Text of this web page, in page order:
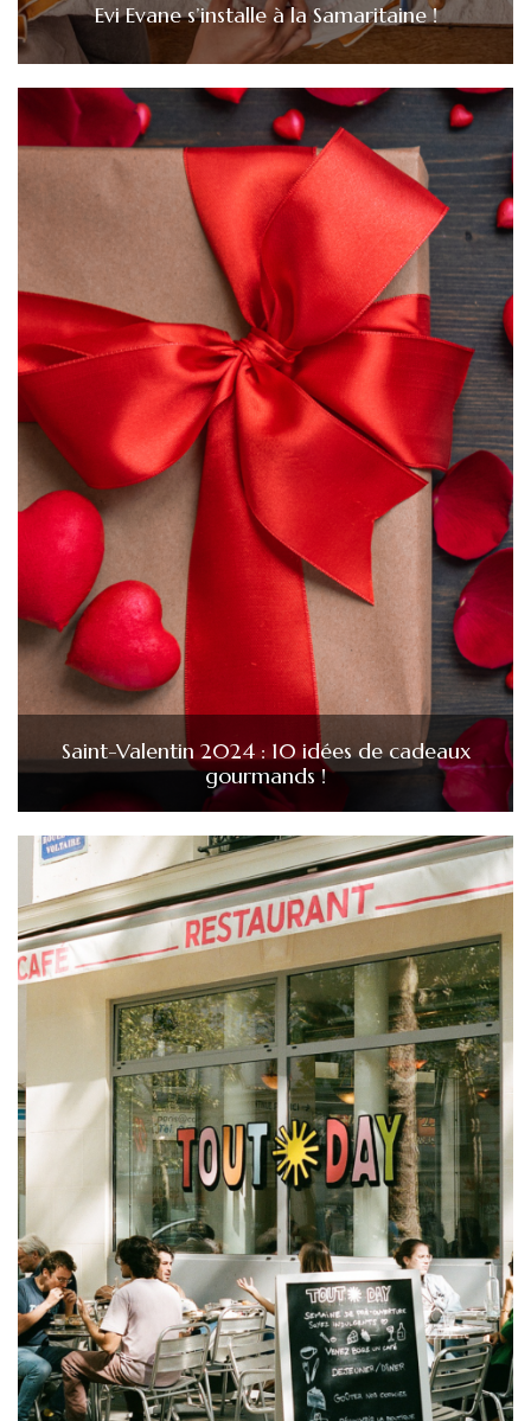
Evi Evane s’installe à la Samaritaine !
Saint-Valentin 2024 : 10 idées de cadeaux
gourmands !